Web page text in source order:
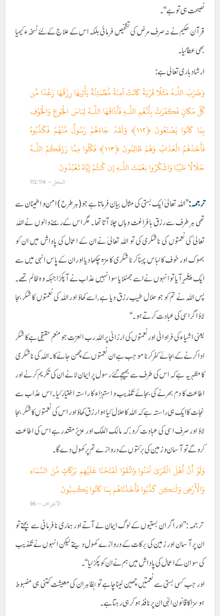
نصیحت ہی تو ہے‘‘۔
قرآن حکیم نے نہ صرف مرض کی تشخیص فرمائی بلکہ اس کے علاج کے لئے نسخہ ء کیمیا
بھی عطا کیا ۔
ارشاد باری تعالی ہے :
وَضَرَبَ اللَّـهُ مَثَلًا قَرْيَةً كَانَتْ آمِنَةً مُّطْمَئِنَّةً يَأْتِيهَا رِزْقُهَا رَغَدًا مِّن
كُلِّ مَكَانٍ فَكَفَرَتْ بِأَنْعُمِ اللَّـهِ فَأَذَاقَهَا اللَّـهُ لِبَاسَ الْجُوعِ وَالْخَوْفِ
بِمَا كَانُوا يَصْنَعُونَ ﴿١١٢﴾ وَلَقَدْ جَاءَهُمْ رَسُولٌ مِّنْهُمْ فَكَذَّبُوهُ
فَأَخَذَهُمُ الْعَذَابُ وَهُمْ ظَالِمُونَ ﴿١١٣﴾ فَكُلُوا مِمَّا رَزَقَكُمُ اللَّـهُ
حَلَالًا طَيِّبًا وَاشْكُرُوا نِعْمَتَ اللَّـهِ إِن كُنتُمْ إِيَّاهُ تَعْبُدُونَ
النحل – 112/114
ترجمہ:’’اللہ تعالیٰ ایک بستی کی مثال بیان فرماتا ہے جو (ہر طرح ) امن و اطمینان سے
تھی ہر طرف سے رزق بافراغت وہاں چلا آتا تھا ۔ مگر اس کےرہنے والوں نے اللہ
تعالیٰ کی نعمتوں کی ناشکری کی تو اللہ تعالیٰ نے ان کے اعمال کی پاداش میں ان کو
بھوک اور خوف کا لباس پہنا کر نا شکری کا مزہ چکھا دیا اور ان کے پاس انہی میں سے
ایک پیغمبر آیا تو انہوں نے اسے جھٹلایا سو انہیں عذاب نے آپکڑا جبکہ وہ ظالم تھے۔
پس اللہ نے تم کو جو حلال طیب رزق دیا ہے ،اسے کھاؤ اور اللہ کی نعمتوں کا شکر بجا
لاؤاگر اسی کی عبادت کرتے ہو۔‘‘
یعنی اشیاء کی فراوانی اور نعمتوں کی ارزانی پر اللہ رب العزت جو منعم حقیقی ہے کا شکر
ادا کرنے کے بجائے کفر کرنا موجب ہے ان نعمتوں کےچھن جانے کا ۔ اللہ کی ناشکری
کا مظہر یہ ہے کہ اس کی طرف سے بھیجے گئے رسول پر ایمان لانے ان کی تکریم کرنے اور
اطاعت کا دم بھرنے کی بجائے تکذیب و استہزاء کا راستہ اختیار کیا ۔اس عذاب سے
نجات کاایک ہی راستہ ہے کہ اللہ کا حلال کیا ہوا رزق کھاؤ اور اس کی نعمتوں کا شکر بجا
لاؤ اور صرف اسی کی عبادت کرو ، کہ مالک الملک اور عزیز مقتدر ہے اس کی اطاعت
کروگے تو آسمان وزمین کی برکتوں کے دروازے تم پر کھول دے گا ۔
وَلَوْ أَنَّ أَهْلَ الْقُرَىٰ آمَنُوا وَاتَّقَوْا لَفَتَحْنَا عَلَيْهِم بَرَكَاتٍ مِّنَ السَّمَاءِ
وَالْأَرْضِ وَلَـٰكِن كَذَّبُوا فَأَخَذْنَاهُم بِمَا كَانُوا يَكْسِبُونَ
الاعراف – 96
ترجمہ :’’اور اگر ان بستیوں کے لوگ ایمان لے آتے اور ہماری نافرمانی سے بچتے تو
ان پر آسمان اور زمین کی برکات کے دروازے کھول دیتے لیکن انہوں نے تکذیب
کی سو ان کے اعمال کی پاداش میں ہم نے ان کو پکڑ لیا ‘‘۔
اور جب کسی بستی سے نعمتیں چھین لینا چاہے تو بظاہر ان کی معیشت کتنی ہی مضبوط
ہو سزا کا قانون الہٰی ان پر نافذ ہوکر ہی رہتا ہے ۔